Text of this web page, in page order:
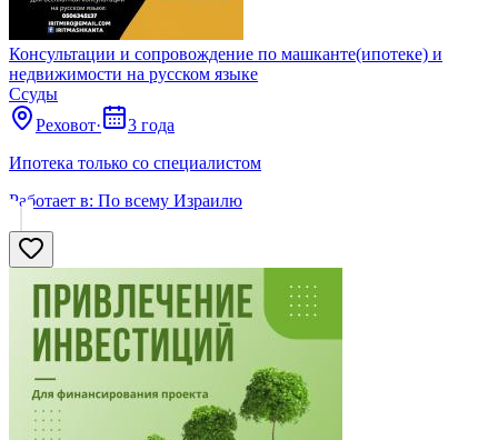
Консультации и сопровождение по машканте(ипотеке) и
недвижимости на русском языке
Ссуды
Реховот·
3 года
Ипотека только со специалистом
Работает в: По всему Израилю